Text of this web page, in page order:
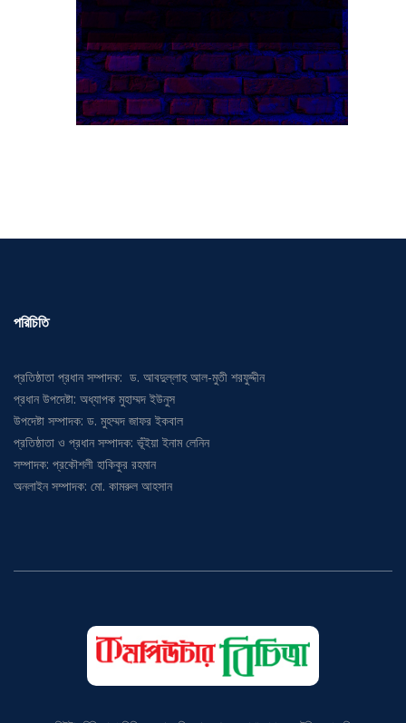
পরিচিতি
প্রতিষ্ঠাতা প্রধান সম্পাদক: ড. আবদুল্লাহ আল-মুতী শরফুদ্দীন
প্রধান উপদেষ্টা: অধ্যাপক মুহাম্মদ ইউনুস
উপদেষ্টা সম্পাদক: ড. মুহম্মদ জাফর ইকবাল
প্রতিষ্ঠাতা ও প্রধান সম্পাদক: ভূঁইয়া ইনাম লেনিন
সম্পাদক: প্রকৌশলী হাকিকুর রহমান
অনলাইন সম্পাদক: মো. কামরুল আহসান